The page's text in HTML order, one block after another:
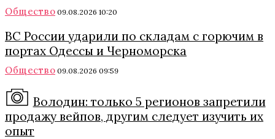
Общество 09.08.2026 10:20
ВС России ударили по складам с горючим в
портах Одессы и Черноморска
Общество 09.08.2026 09:59
Володин: только 5 регионов запретили
продажу вейпов, другим следует изучить их
опыт